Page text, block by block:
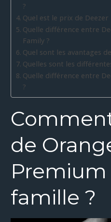
?
Quel est le prix de Deezer
Quelle différence entre
Family ?
Quel sont les avantages
Quelles sont les
Quelle différence entre
?
de
Premium
famille ?